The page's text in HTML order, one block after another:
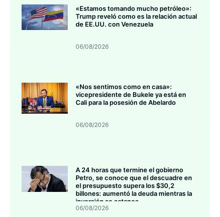
«Estamos tomando mucho petróleo»:
Trump reveló como es la relación actual
de EE.UU. con Venezuela
06/08/2026
«Nos sentimos como en casa»:
vicepresidente de Bukele ya está en
Cali para la posesión de Abelardo
06/08/2026
A 24 horas que termine el gobierno
Petro, se conoce que el descuadre en
el presupuesto supera los $30,2
billones: aumentó la deuda mientras la
inversión se estanca
06/08/2026